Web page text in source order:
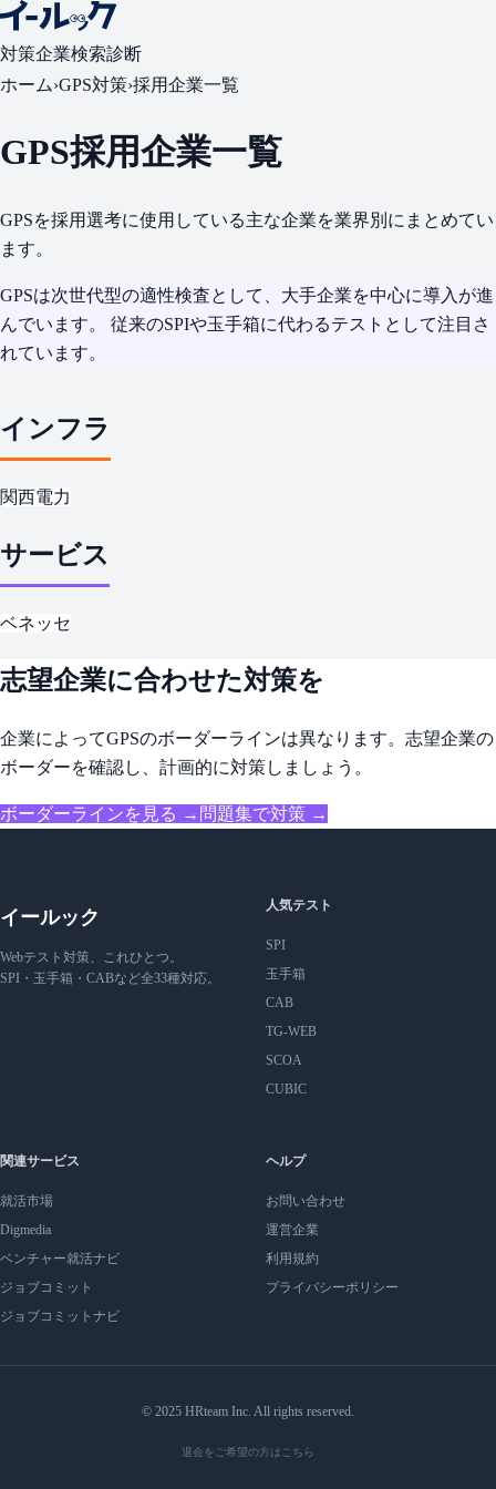
対策企業検索診断
ホーム›GPS対策›採用企業一覧
GPS採用企業一覧
GPSを採用選考に使用している主な企業を業界別にまとめてい
ます。
GPSは次世代型の適性検査として、大手企業を中心に導入が進
んでいます。 従来のSPIや玉手箱に代わるテストとして注目さ
れています。
インフラ
関西電力
サービス
ベネッセ
志望企業に合わせた対策を
企業によってGPSのボーダーラインは異なります。志望企業の
ボーダーを確認し、計画的に対策しましょう。
ボーダーラインを見る → 問題集で対策 →
イールック
Webテスト対策、これひとつ。
SPI・玉手箱・CABなど全33種対応。
人気テスト
SPI
玉手箱
CAB
TG-WEB
SCOA
CUBIC
関連サービス
就活市場
Digmedia
ベンチャー就活ナビ
ジョブコミット
ジョブコミットナビ
ヘルプ
お問い合わせ
運営企業
利用規約
プライバシーポリシー
© 2025 HRteam Inc. All rights reserved.
退会をご希望の方はこちら